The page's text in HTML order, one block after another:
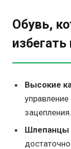
Обувь,
Высокие
зацепления.
Шлепанцы